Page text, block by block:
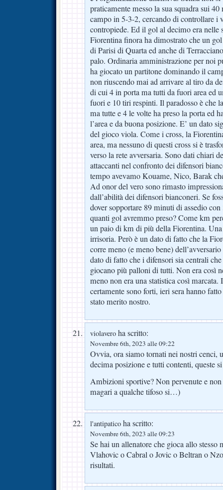
praticamente messo la sua squadra sui
campo in 5-3-2, cercando di controllare i
contropiede. Ed il gol al decimo era nelle
Fiorentina finora ha dimostrato che un
di Parisi di Quarta ed anche di
palo. Ordinaria amministrazione per noi
ha giocato un partitone dominando il
non riuscendo mai ad arrivare al tiro da
di cui 4 in porta ma tutti da fuori area ed
fuori e 10 tiri respinti. Il paradosso è che
ma tutte e 4 le volte ha preso la porta ed
l’area e da buona posizione. E’ un dato
del gioco viola. Come i cross, la
area, ma nessuno di questi cross si è
verso la rete avversaria. Sono dati chiari
attaccanti nel confronto dei difensori
tempo avevamo Kouame, Nico, Barak
Ad onor del vero sono rimasto
dall’abilità dei difensori bianconeri. Se
dover sopportare 89 minuti di assedio
quanti gol avremmo preso? Come km
un paio di km di più della Fiorentina. Una
irrisoria. Però è un dato di fatto che la
corre meno (e meno bene)
dato di fatto che i difensori sia centrali
giocano più palloni di tutti. Non era così
meno non era una statistica così
certamente sono forti, ieri sera hanno
stato merito nostro.
violavero ha scritto:
Novembre 6th, 2023 alle 09:22
Ovvia, ora siamo tornati nei nostri cenci,
decima posizione e tutti contenti, queste
Ambizioni sportive? Non pervenute e non
magari a qualche tifoso si…)
l'antipatico ha scritto:
Novembre 6th, 2023 alle 09:23
Se hai un allenatore che gioca allo stesso
Vlahovic o Cabral o Jovic o Beltran o
risultati.